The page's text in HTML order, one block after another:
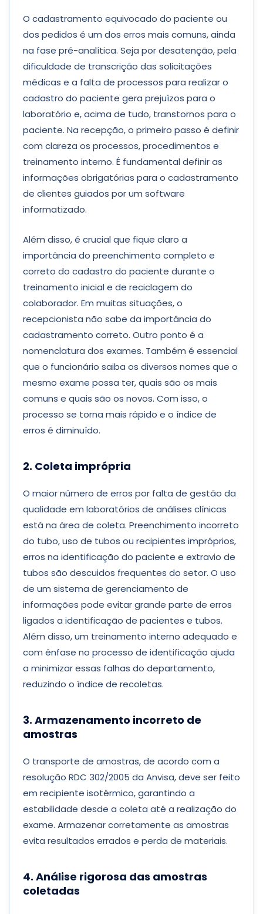
O cadastramento equivocado do paciente ou
dos pedidos é um dos erros mais comuns, ainda
na fase pré-analítica. Seja por desatenção, pela
dificuldade de transcrição das solicitações
médicas e a falta de processos para realizar o
cadastro do paciente gera prejuízos para o
laboratório e, acima de tudo, transtornos para o
paciente. Na recepção, o primeiro passo é definir
com clareza os processos, procedimentos e
treinamento interno. É fundamental definir as
informações obrigatórias para o cadastramento
de clientes guiados por um software
informatizado.
Além disso, é crucial que fique claro a
importância do preenchimento completo e
correto do cadastro do paciente durante o
treinamento inicial e de reciclagem do
colaborador. Em muitas situações, o
recepcionista não sabe da importância do
cadastramento correto. Outro ponto é a
nomenclatura dos exames. Também é essencial
que o funcionário saiba os diversos nomes que o
mesmo exame possa ter, quais são os mais
comuns e quais são os novos. Com isso, o
processo se torna mais rápido e o índice de
erros é diminuído.
2. Coleta imprópria
O maior número de erros por falta de gestão da
qualidade em laboratórios de análises clínicas
está na área de coleta. Preenchimento incorreto
do tubo, uso de tubos ou recipientes impróprios,
erros na identificação do paciente e extravio de
tubos são descuidos frequentes do setor. O uso
de um sistema de gerenciamento de
informações pode evitar grande parte de erros
ligados a identificação de pacientes e tubos.
Além disso, um treinamento interno adequado e
com ênfase no processo de identificação ajuda
a minimizar essas falhas do departamento,
reduzindo o índice de recoletas.
3. Armazenamento incorreto de
amostras
O transporte de amostras, de acordo com a
resolução RDC 302/2005 da Anvisa, deve ser feito
em recipiente isotérmico, garantindo a
estabilidade desde a coleta até a realização do
exame. Armazenar corretamente as amostras
evita resultados errados e perda de materiais.
4. Análise rigorosa das amostras
coletadas